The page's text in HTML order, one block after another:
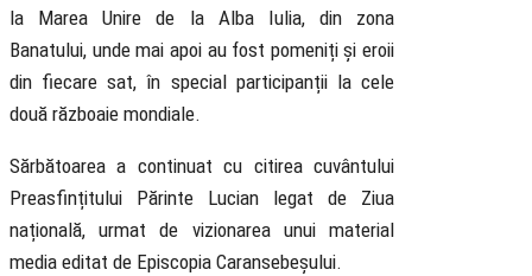
la Marea Unire de la Alba Iulia, din zona
Banatului, unde mai apoi au fost pomeniți și eroii
din fiecare sat, în special participanții la cele
două războaie mondiale.
Sărbătoarea a continuat cu citirea cuvântului
Preasfințitului Părinte Lucian legat de Ziua
națională, urmat de vizionarea unui material
media editat de Episcopia Caransebeșului.